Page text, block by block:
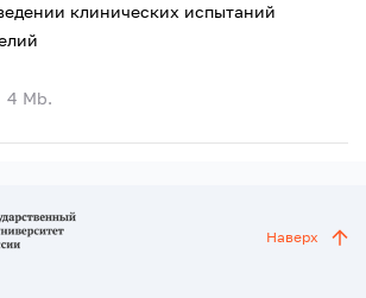
клинических испытаний
4 Mb.
Наверх